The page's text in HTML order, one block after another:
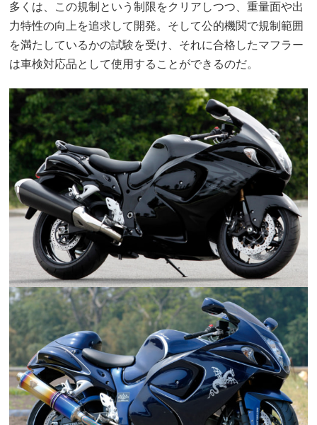
多くは、この規制という制限をクリアしつつ、重量面や出
力特性の向上を追求して開発。そして公的機関で規制範囲
を満たしているかの試験を受け、それに合格したマフラー
は車検対応品として使用することができるのだ。